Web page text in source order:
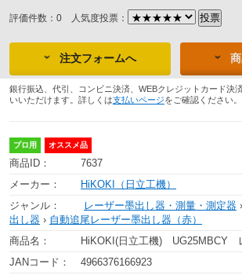
評価件数：0 人気度投票：
注文フォームへ
銀行振込、代引、コンビニ決済、WEBクレジットカード決
いいただけます。詳しくは支払いページをご確認ください。
プロ用 オススメ品
商品ID：
7637
メーカー：
HiKOKI（日立工機）
ジャンル：
レーザー墨出し器・測量・測定器 ›
出し器 › 自動追尾レーザー墨出し器（赤）
商品名：
HiKOKI(日立工機) UG25MBCY
JANコード：
4966376166923